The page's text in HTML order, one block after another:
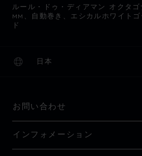
ルール・ドゥ・ディアマン オクタ
MM、自動巻き、エシカルホワイト
ド
日本
ローカリゼーション (国の
国の変更
お問い合わせ
インフォメーション